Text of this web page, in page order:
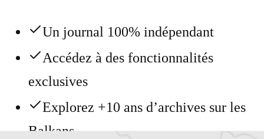
Un journal 100% indépendant
Accédez à des fonctionnalités
exclusives
Explorez +10 ans d’archives sur les
Balkans